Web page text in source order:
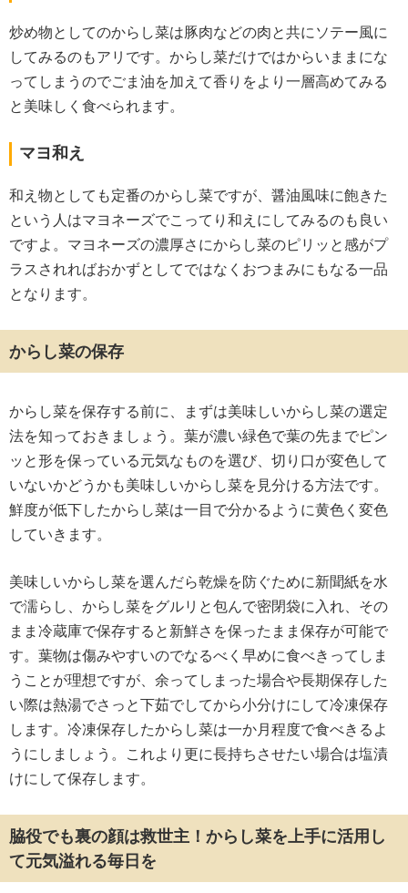
炒め物としてのからし菜は豚肉などの肉と共にソテー風に
してみるのもアリです。からし菜だけではからいままにな
ってしまうのでごま油を加えて香りをより一層高めてみる
と美味しく食べられます。
マヨ和え
和え物としても定番のからし菜ですが、醤油風味に飽きた
という人はマヨネーズでこってり和えにしてみるのも良い
ですよ。マヨネーズの濃厚さにからし菜のピリッと感がプ
ラスされればおかずとしてではなくおつまみにもなる一品
となります。
からし菜の保存
からし菜を保存する前に、まずは美味しいからし菜の選定
法を知っておきましょう。葉が濃い緑色で葉の先までピン
ッと形を保っている元気なものを選び、切り口が変色して
いないかどうかも美味しいからし菜を見分ける方法です。
鮮度が低下したからし菜は一目で分かるように黄色く変色
していきます。
美味しいからし菜を選んだら乾燥を防ぐために新聞紙を水
で濡らし、からし菜をグルリと包んで密閉袋に入れ、その
まま冷蔵庫で保存すると新鮮さを保ったまま保存が可能で
す。葉物は傷みやすいのでなるべく早めに食べきってしま
うことが理想ですが、余ってしまった場合や長期保存した
い際は熱湯でさっと下茹でしてから小分けにして冷凍保存
します。冷凍保存したからし菜は一か月程度で食べきるよ
うにしましょう。これより更に長持ちさせたい場合は塩漬
けにして保存します。
脇役でも裏の顔は救世主！からし菜を上手に活用し
て元気溢れる毎日を